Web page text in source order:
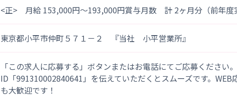
<正> 月給 153,000円～193,000円賞与月数 計 2ヶ月分（前年度
東京都小平市仲町５７１－２ 『当社 小平営業所』
「この求人に応募する」ボタンまたはお電話にてご応募ください
ID「991310002840641」を伝えていただくとスムーズです。WEB
も大歓迎です！